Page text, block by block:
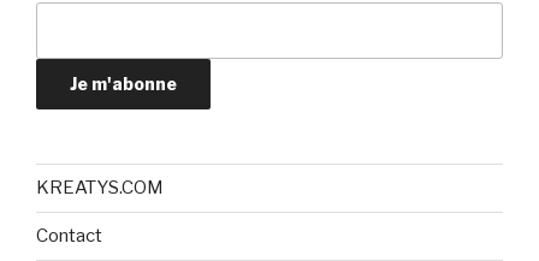
Je m'abonne
KREATYS.COM
Contact